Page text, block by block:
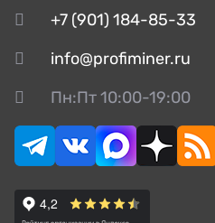
+7 (901) 184-85-33
info@profiminer.ru
Пн:Пт 10:00-19:00